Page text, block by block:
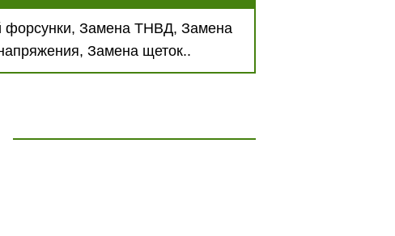
форсунки, Замена ТНВД, Замена
Замена щеток..